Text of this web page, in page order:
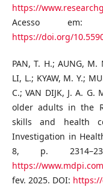
https://
Acesso
https://doi.org/
PAN, T. H.; AUNG, M.
LI, L.; KYAW, M. Y.;
C.; VAN DIJK, J. A.
older adults in the
skills and health
Investigation in
8, p.
https://
fev. 2025. DOI: